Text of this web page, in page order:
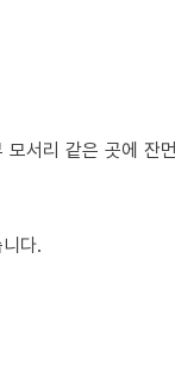
모서리 같은 곳에 잔
다.